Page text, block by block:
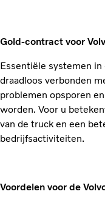
Gold-contract voor
Essentiële systemen in
draadloos verbonden
problemen opsporen
worden. Voor u
van de truck en een
bedrijfsactiviteiten.
Voordelen voor de